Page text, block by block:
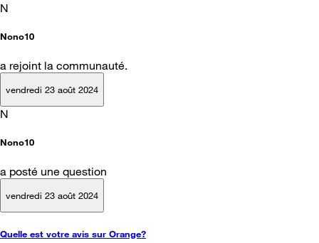
N
Nono10
a rejoint la communauté.
vendredi 23 août 2024
N
Nono10
a posté une question
vendredi 23 août 2024
Quelle est votre avis sur Orange?